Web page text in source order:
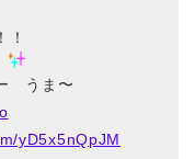
うま〜
yD5x5nQpJM